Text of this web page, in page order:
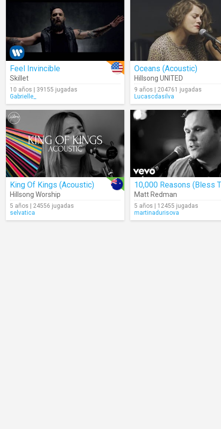
Feel Invincible
Skillet
10 años | 39155 jugadas
Gabrielle_
Oceans (Acoustic)
Hillsong UNITED
9 años | 204761 jugadas
Lucascdasilva
King Of Kings (Acoustic)
Hillsong Worship
5 años | 24556 jugadas
selvatica
Matt Redman
5 años | 12455 jugadas
martinadurisova